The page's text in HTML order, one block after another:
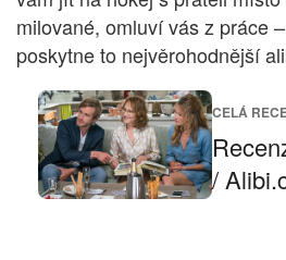
milované, omluví vás z práce
poskytne to nejvěrohodnější
CELÁ
/